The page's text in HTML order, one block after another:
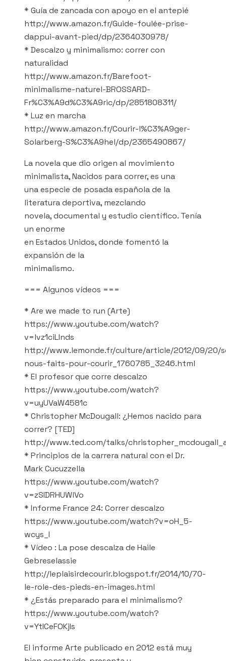
* Guía de zancada con apoyo en el antepié
http://www.amazon.fr/Guide-foulée-prise-
dappui-avant-pied/dp/2364030978/
* Descalzo y minimalismo: correr con
naturalidad
http://www.amazon.fr/Barefoot-
minimalisme-naturel-BROSSARD-
Fr%C3%A9d%C3%A9ric/dp/2851808311/
* Luz en marcha
http://www.amazon.fr/Courir-l%C3%A9ger-
Solarberg-S%C3%A9hel/dp/2365490867/
La novela que dio origen al movimiento
minimalista, Nacidos para correr, es una
una especie de posada española de la
literatura deportiva, mezclando
novela, documental y estudio científico. Tenía
un enorme
en Estados Unidos, donde fomentó la
expansión de la
minimalismo.
=== Algunos vídeos ===
* Are we made to run (Arte)
https://www.youtube.com/watch?
v=lvz1ciLInds
http://www.lemonde.fr/culture/article/2012/09/20/
nous-faits-pour-courir_1760785_3246.html
* El profesor que corre descalzo
https://www.youtube.com/watch?
v=uyUVaW4581c
* Christopher McDougall: ¿Hemos nacido para
correr? [TED]
http://www.ted.com/talks/
* Principios de la carrera natural con el Dr.
Mark Cucuzzella
https://www.youtube.com/watch?
v=zSIDRHUWlVo
* Informe France 24: Correr descalzo
https://www.youtube.com/watch?v=oH_5-
wcys_I
* Vídeo : La pose descalza de Haile
Gebreselassie
http://leplaisirdecourir.blogspot.fr/2014/10/70-
le-role-des-pieds-en-images.html
* ¿Estás preparado para el minimalismo?
https://www.youtube.com/watch?
v=YtICeFOKjIs
El informe Arte publicado en 2012 está muy